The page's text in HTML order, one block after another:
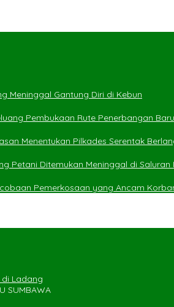
Meninggal Gantung Diri di Kebun
Pembukaan Rute Penerbangan
Menentukan Pilkades Serentak
Petani Ditemukan Meninggal di Saluran
Pemerkosaan yang Ancam
di Ladang
SUMBAWA